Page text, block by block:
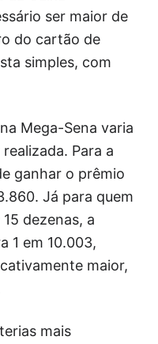
ser maior de
do cartão de
simples, com
Mega-Sena varia
Para a
ganhar o prêmio
Já para quem
dezenas, a
1 em 10.003,
maior,
mais